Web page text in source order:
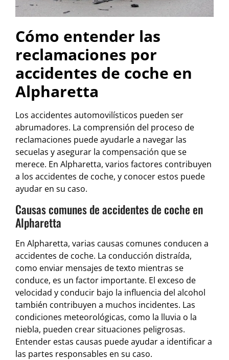
Cómo entender las
reclamaciones por
accidentes de coche en
Alpharetta
Los accidentes automovilísticos pueden ser
abrumadores. La comprensión del proceso de
reclamaciones puede ayudarle a navegar las
secuelas y asegurar la compensación que se
merece. En Alpharetta, varios factores contribuyen
a los accidentes de coche, y conocer estos puede
ayudar en su caso.
Causas comunes de accidentes de coche en
Alpharetta
En Alpharetta, varias causas comunes conducen a
accidentes de coche. La conducción distraída,
como enviar mensajes de texto mientras se
conduce, es un factor importante. El exceso de
velocidad y conducir bajo la influencia del alcohol
también contribuyen a muchos incidentes. Las
condiciones meteorológicas, como la lluvia o la
niebla, pueden crear situaciones peligrosas.
Entender estas causas puede ayudar a identificar a
las partes responsables en su caso.